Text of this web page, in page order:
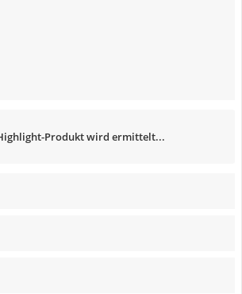
Produkt wird ermittelt...